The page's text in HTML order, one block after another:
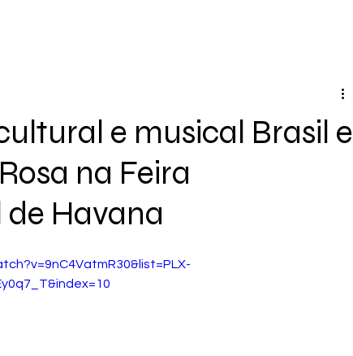
e musical Brasil e
na Feira
Havana